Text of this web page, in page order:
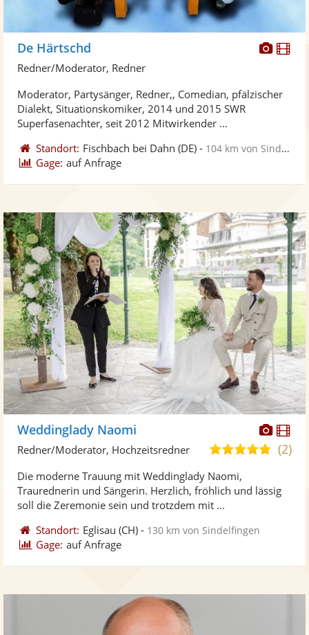
Fotos
De Härtschd
Redner/Moderator, Redner
Moderator, Partysänger, Redner,, Comedian, pfälzischer
Dialekt, Situationskomiker, 2014 und 2015 SWR
Superfasenachter, seit 2012 Mitwirkender ...
Standort: Fischbach bei Dahn (DE) - 104 km von Sindelfingen
Gage: auf Anfrage
Weddinglady Naomi
4,9
Sternen
(2)
Redner/Moderator, Hochzeitsredner
Die moderne Trauung mit Weddinglady Naomi,
Traurednerin und Sängerin. Herzlich, fröhlich und lässig
soll die Zeremonie sein und trotzdem mit ...
Standort: Eglisau (CH) - 130 km von Sindelfingen
Gage: auf Anfrage